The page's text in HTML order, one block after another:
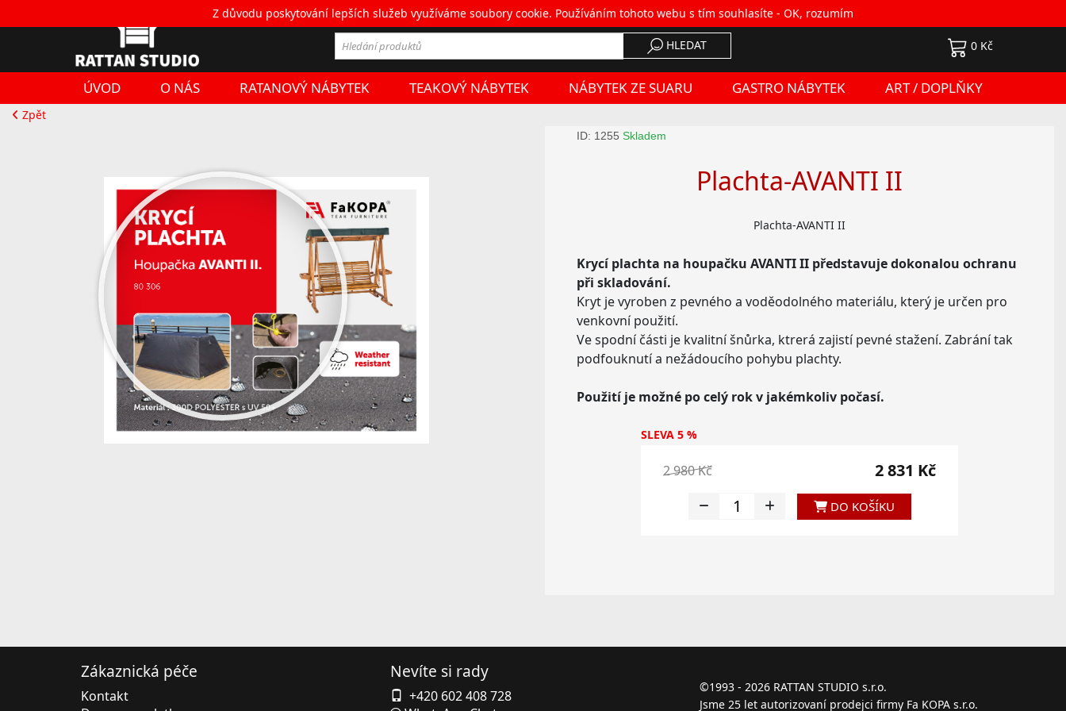
Z důvodu poskytování lepších služeb využíváme soubory cookie. Používáním tohoto webu s tím souhlasíte - OK, rozumím
Obchodní podmínky• Doprava a platba•Kontakt
HLEDAT 0 Kč
ÚVOD O NÁS RATANOVÝ NÁBYTEK TEAKOVÝ NÁBYTEK NÁBYTEK ZE SUARU GASTRO NÁBYTEK ART / DOPLŇKY
Zpět
ID: 1255 Skladem
Plachta-AVANTI II
Plachta-AVANTI II
Krycí plachta na houpačku AVANTI II představuje dokonalou ochranu
při skladování.
Kryt je vyroben z pevného a voděodolného materiálu, který je určen pro
venkovní použití.
Ve spodní části je kvalitní šnůrka, ktrerá zajistí pevné stažení. Zabrání tak
podfouknutí a nežádoucího pohybu plachty.
Použití je možné po celý rok v jakémkoliv počasí.
SLEVA 5 %
2 980 Kč 2 831 Kč
DO KOŠÍKU
Zákaznická péče
Kontakt
Nevíte si rady
+420 602 408 728
©1993 - 2026 RATTAN STUDIO s.r.o.
Jsme 25 let autorizovaní prodejci firmy Fa KOPA s.r.o.